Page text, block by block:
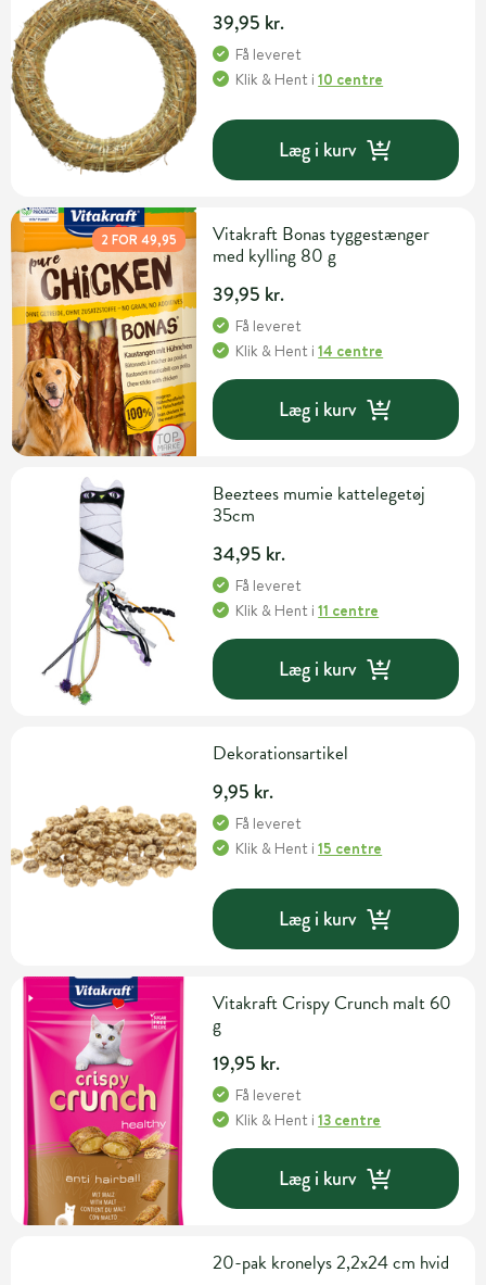
39,95 kr.
Få leveret
Klik & Hent i10 centre
Læg i kurv
2 FOR 49,95
Vitakraft Bonas tyggestænger
med kylling 80 g
39,95 kr.
Få leveret
Klik & Hent i14 centre
Læg i kurv
Beeztees mumie kattelegetøj
35cm
34,95 kr.
Få leveret
Klik & Hent i11 centre
Læg i kurv
Dekorationsartikel
9,95 kr.
Få leveret
Klik & Hent i15 centre
Læg i kurv
Vitakraft Crispy Crunch malt 60
g
19,95 kr.
Få leveret
Klik & Hent i13 centre
Læg i kurv
20-pak kronelys 2,2x24 cm hvid